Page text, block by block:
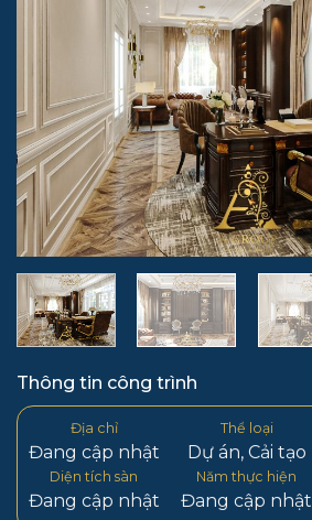
Thông tin công trình
Địa chỉ
Đang cập nhật
Thể loại
Dự án, Cải tạo
Diện tích sàn
Đang cập nhật
Năm thực hiện
Đang cập nhật